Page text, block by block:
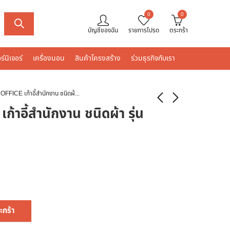
บัญชีของฉัน
0
รายการโปรด
0
ตระกร้า
นิเจอร์ เครื่องนอน สินค้าโครงสร้าง ร่วมธุรกิจกับเรา
SMART OFFICE เก้าอี้สำนักงาน ชนิดผ้า รุ่น Tyson สีดำ
ก้าอี้สำนักงาน ชนิดผ้า รุ่น
กร้า